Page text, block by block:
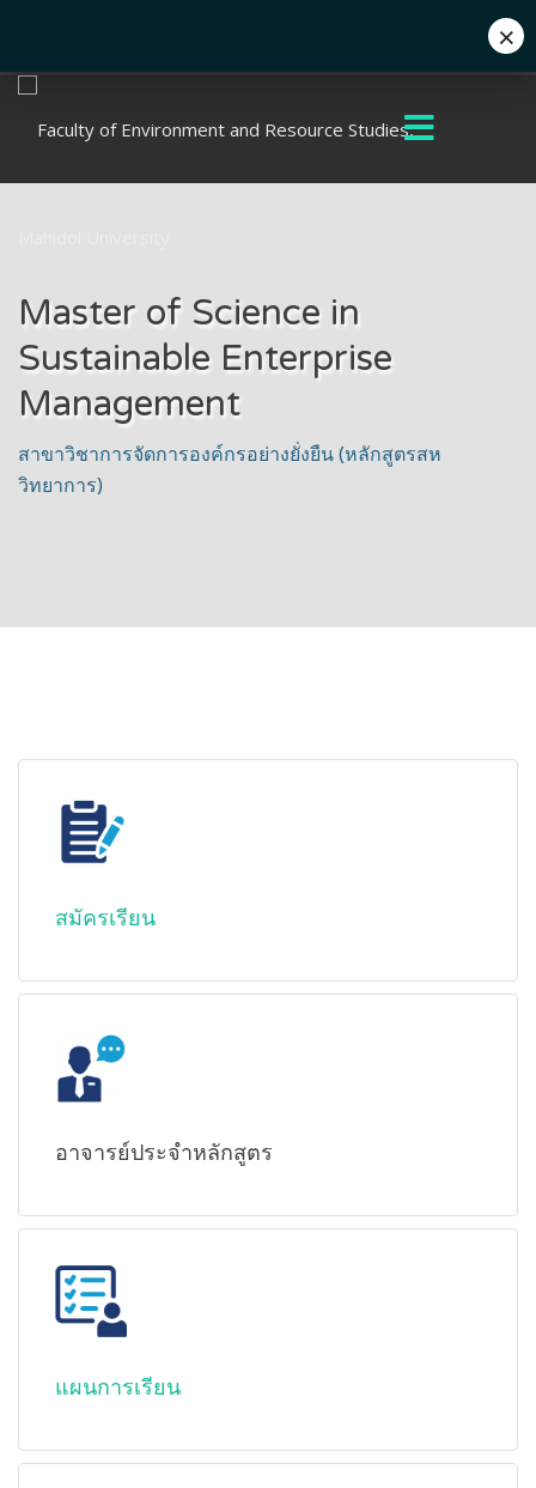
Master of Science in
Sustainable Enterprise
Management
สาขาวิชาการจัดการองค์กรอย่างยั่งยืน (หลักสูตรสห
วิทยาการ)
สมัครเรียน
อาจารย์ประจำหลักสูตร
แผนการเรียน
×